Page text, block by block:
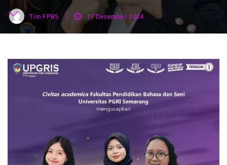
Tim FPBS 17 Desember 2024